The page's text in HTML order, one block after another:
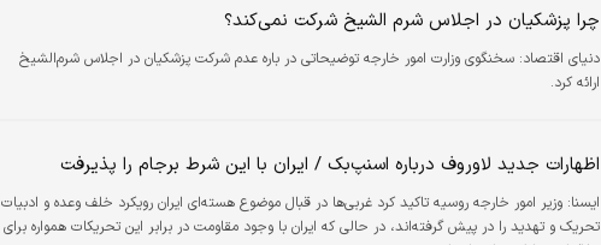
چرا پزشکیان در اجلاس شرم الشیخ شرکت نمی‌کند؟
دنیای اقتصاد: سخنگوی وزارت امور خارجه توضیحاتی در باره عدم شرکت پزشکیان در اجلاس شرم‌الشیخ
ارائه کرد.
اظهارات جدید لاوروف درباره اسنپ‌بک / ایران با این شرط برجام را پذیرفت
ايسنا: وزیر امور خارجه روسیه تاکید کرد غربی‌ها در قبال موضوع هسته‌ای ایران رویکرد خلف وعده و ادبیات
تحریک و تهدید را در پیش گرفته‌اند، در حالی که ایران با وجود مقاومت در برابر این تحریکات همواره برای